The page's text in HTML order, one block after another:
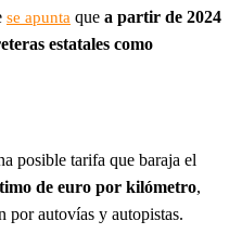
se apunta que a partir de 2024
estatales como
posible tarifa que baraja el
de euro por kilómetro,
por autovías y autopistas.